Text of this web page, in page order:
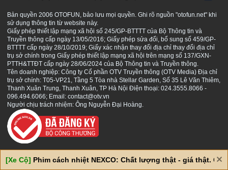
S
Bản quyền 2006 OTOFUN, bảo lưu mọi quyền. Ghi rõ nguồn "otofun.net" khi
sử dụng thông tin từ website này.
Giấy phép thiết lập mạng xã hội số 245/GP-BTTTT của Bộ Thông tin và
Truyền thông cấp ngày 13/05/2016; Giấy phép sửa đổi, bổ sung số 459/GP-
BTTTT cấp ngày 28/10/2019; Giấy xác nhận thay đổi địa chỉ thay đổi địa chỉ
trụ sở chính trong Giấy phép thiết lập mạng xã hội trên mạng số 137/GXN-
PTTH&TTĐT cấp ngày 28/06/2024 của Bộ Thông tin và Truyền thông.
Tên doanh nghiệp: Công ty Cổ phần OTV Truyền thông (OTV Media) Địa chỉ
trụ sở chính: T05-VP21, Tầng 5 Tòa nhà Stellar Garden, Số 35 Lê Văn Thiêm,
Thanh Xuân Trung, Thanh Xuân, TP Hà Nội Điện thoại: 024.3555.8066 -
096.494.6066; Email: contact@otv.vn
Người chịu trách nhiệm: Ông Nguyễn Đại Hoàng.
[Xe Cộ] Phim cách nhiệt NEXCO: Chất lượng thật - giá thật. Giá